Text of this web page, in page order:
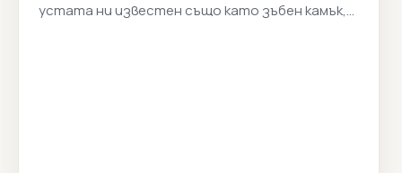
устата ни известен също като зъбен камък,